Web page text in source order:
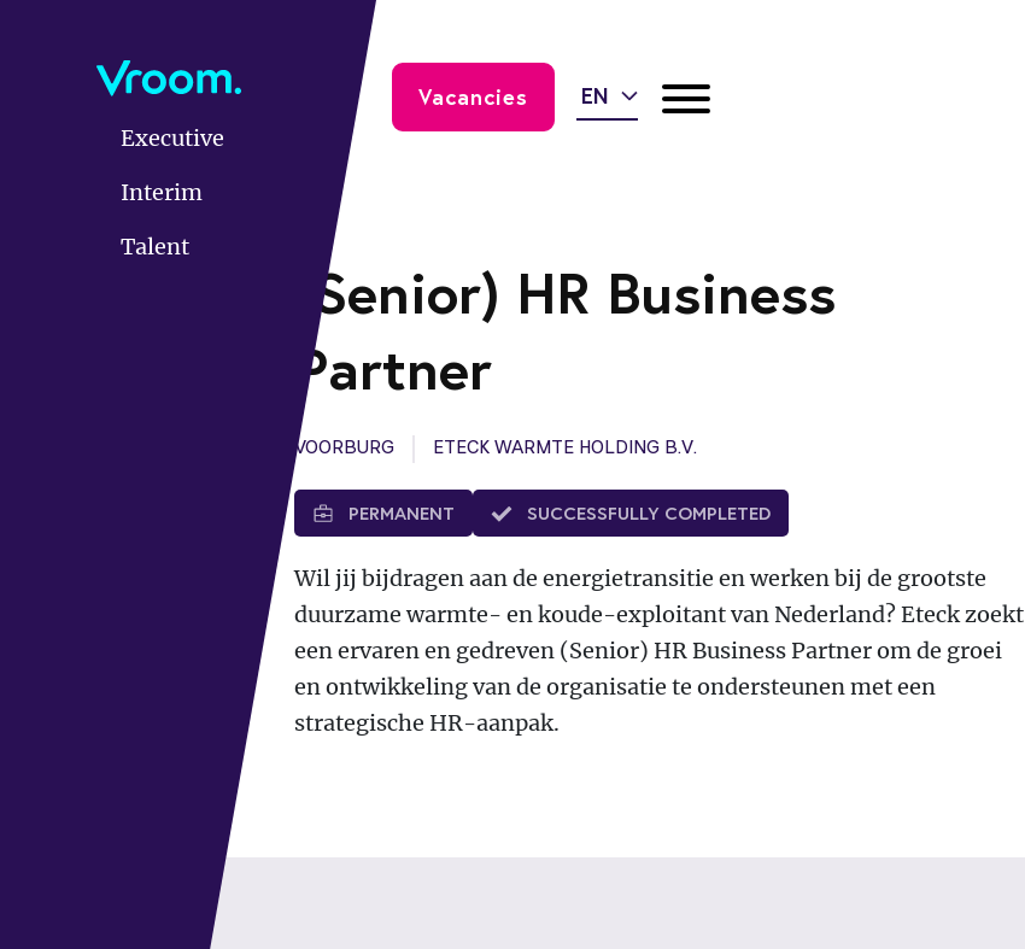
Executive
Interim
Talent
Over ons Clients Vacancies EN
(Senior) HR Business
Partner
VOORBURG ETECK WARMTE HOLDING B.V.
PERMANENT SUCCESSFULLY COMPLETED
Wil jij bijdragen aan de energietransitie en werken bij de grootste
duurzame warmte- en koude-exploitant van Nederland? Eteck zoekt
een ervaren en gedreven (Senior) HR Business Partner om de groei
en ontwikkeling van de organisatie te ondersteunen met een
strategische HR-aanpak.